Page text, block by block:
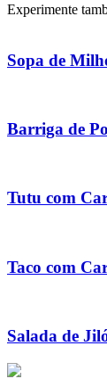
Experimente
Sopa de
Barriga de
Tutu com
Taco com
Salada de